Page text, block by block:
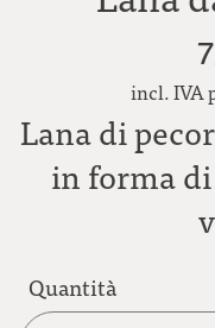
incl. IVA
Lana di
in forma
Quantità